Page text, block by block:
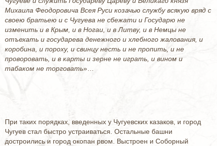
Михаила Феодоровича Всея Руси козачью службу всякую вряд с
своею братьею и с Чугуева не сбежати и Государю не
изменить и в Крым, и в Ногаи, и в Литву, и в Немцы не
отъехать и государева денежного и хлебного жалования, и
коробина, и пороху, и свинцу несть и не пропить, и не
проворовать, и в карты и зерне не играть, и вином и
табаком не торговать»…
При таких порядках, введенных у Чугуевских казаков, и город
Чугуев стал быстро устраиваться. Остальные башни
достроились и город окопан рвом. Выстроен и Соборный